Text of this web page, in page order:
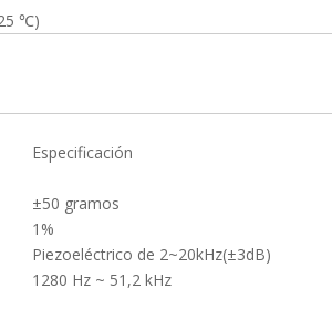
℃)
Especificación
±50 gramos
1%
Piezoeléctrico de 2~20kHz(±3dB)
1280 Hz ~ 51,2 kHz